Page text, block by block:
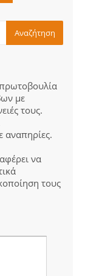
με
τους.
αναπηρίες.
να
τους